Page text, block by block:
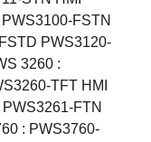
FSTN
PWS3120-
3260 :
TFT HMI
FTN
: PWS3760-